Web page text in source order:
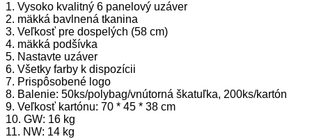
1. Vysoko kvalitný 6 panelový uzáver
2. mäkká bavlnená tkanina
3. Veľkosť pre dospelých (58 cm)
4. mäkká podšívka
5. Nastavte uzáver
6. Všetky farby k dispozícii
7. Prispôsobené logo
8. Balenie: 50ks/polybag/vnútorná škatuľka, 200ks/kartón
9. Veľkosť kartónu: 70 * 45 * 38 cm
10. GW: 16 kg
11. NW: 14 kg